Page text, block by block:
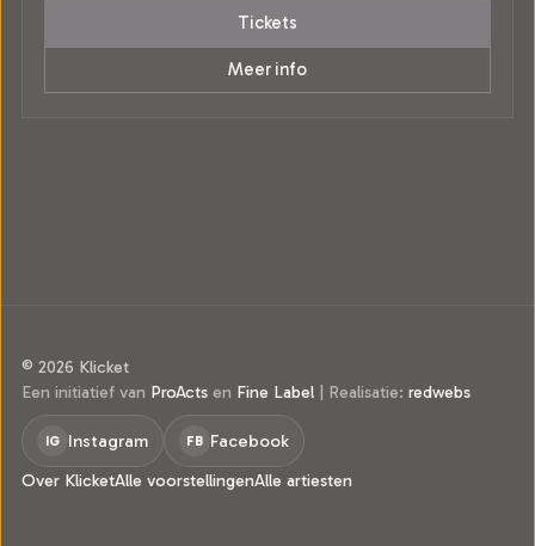
Tickets
Meer info
© 2026 Klicket
Een initiatief van ProActs en Fine Label | Realisatie: redwebs
IG Instagram FB Facebook
Over KlicketAlle voorstellingenAlle artiesten